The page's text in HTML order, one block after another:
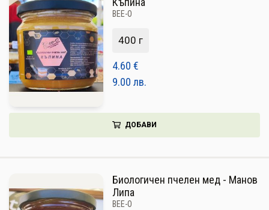
BEE-O
400 г
4.60 €
9.00 лв.
ДОБАВИ
Биологичен пчелен мед - Манов
Липа
BEE-O